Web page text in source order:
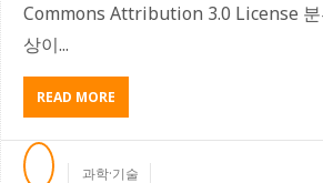
Commons Attribution 3.0 License 분
상이...
READ MORE
B
O
과학·기술